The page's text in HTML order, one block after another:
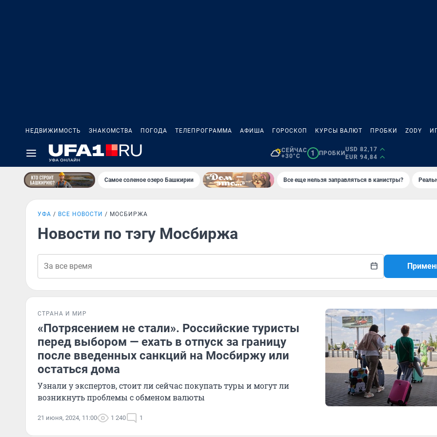
НЕДВИЖИМОСТЬ ЗНАКОМСТВА ПОГОДА ТЕЛЕПРОГРАММА АФИША ГОРОСКОП КУРСЫ ВАЛЮТ ПРОБКИ ZODY
СЕЙЧАС
+30°C
1 ПРОБКИ
USD 82,17
EUR 94,84
Самое соленое озеро Башкирии Все еще нельзя заправляться в канистры?
УФА ВСЕ НОВОСТИ МОСБИРЖА
Новости по тэгу Мосбиржа
СТРАНА И МИР
«Потрясением не стали». Российские туристы
перед выбором — ехать в отпуск за границу
после введенных санкций на Мосбиржу или
остаться дома
Узнали у экспертов, стоит ли сейчас покупать туры и могут ли
возникнуть проблемы с обменом валюты
21 июня, 2024, 11:00 1 240 1